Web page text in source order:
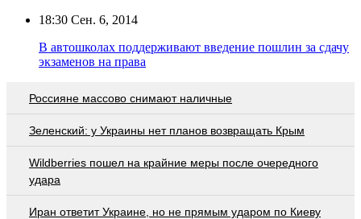
18:30 Сен. 6, 2014
В автошколах поддерживают введение пошлин за сдачу
экзаменов на права
Россияне массово снимают наличные
Зеленский: у Украины нет планов возвращать Крым
Wildberries пошел на крайние меры после очередного
удара
Иран ответит Украине, но не прямым ударом по Киеву